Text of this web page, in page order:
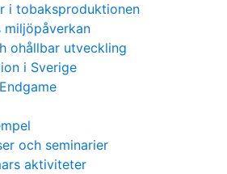
i tobaksproduktionen
miljöpåverkan
ohållbar utveckling
i Sverige
och seminarier
aktiviteter